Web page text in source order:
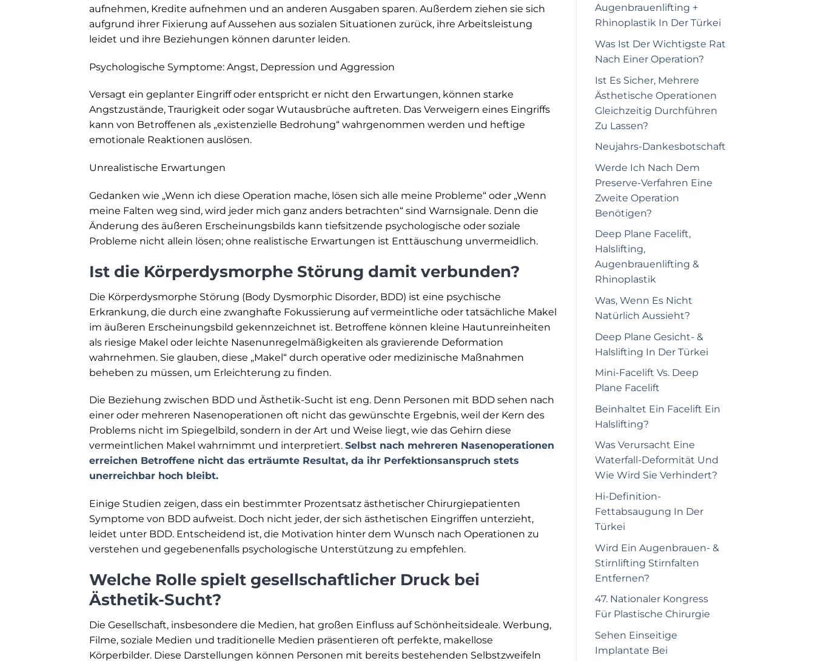
aufnehmen, Kredite aufnehmen und an anderen Ausgaben sparen. Außerdem ziehen sie sich
aufgrund ihrer Fixierung auf Aussehen aus sozialen Situationen zurück, ihre Arbeitsleistung
leidet und ihre Beziehungen können darunter leiden.
Psychologische Symptome: Angst, Depression und Aggression
Versagt ein geplanter Eingriff oder entspricht er nicht den Erwartungen, können starke
Angstzustände, Traurigkeit oder sogar Wutausbrüche auftreten. Das Verweigern eines Eingriffs
kann von Betroffenen als „existenzielle Bedrohung“ wahrgenommen werden und heftige
emotionale Reaktionen auslösen.
Unrealistische Erwartungen
Gedanken wie „Wenn ich diese Operation mache, lösen sich alle meine Probleme“ oder „Wenn
meine Falten weg sind, wird jeder mich ganz anders betrachten“ sind Warnsignale. Denn die
Änderung des äußeren Erscheinungsbilds kann tiefsitzende psychologische oder soziale
Probleme nicht allein lösen; ohne realistische Erwartungen ist Enttäuschung unvermeidlich.
Ist die Körperdysmorphe Störung damit verbunden?
Die Körperdysmorphe Störung (Body Dysmorphic Disorder, BDD) ist eine psychische
Erkrankung, die durch eine zwanghafte Fokussierung auf vermeintliche oder tatsächliche Makel
im äußeren Erscheinungsbild gekennzeichnet ist. Betroffene können kleine Hautunreinheiten
als riesige Makel oder leichte Nasenunregelmäßigkeiten als gravierende Deformation
wahrnehmen. Sie glauben, diese „Makel“ durch operative oder medizinische Maßnahmen
beheben zu müssen, um Erleichterung zu finden.
Die Beziehung zwischen BDD und Ästhetik-Sucht ist eng. Denn Personen mit BDD sehen nach
einer oder mehreren Nasenoperationen oft nicht das gewünschte Ergebnis, weil der Kern des
Problems nicht im Spiegelbild, sondern in der Art und Weise liegt, wie das Gehirn diese
vermeintlichen Makel wahrnimmt und interpretiert. Selbst nach mehreren Nasenoperationen
erreichen Betroffene nicht das erträumte Resultat, da ihr Perfektionsanspruch stets
unerreichbar hoch bleibt.
Einige Studien zeigen, dass ein bestimmter Prozentsatz ästhetischer Chirurgiepatienten
Symptome von BDD aufweist. Doch nicht jeder, der sich ästhetischen Eingriffen unterzieht,
leidet unter BDD. Entscheidend ist, die Motivation hinter dem Wunsch nach Operationen zu
verstehen und gegebenenfalls psychologische Unterstützung zu empfehlen.
Welche Rolle spielt gesellschaftlicher Druck bei
Ästhetik-Sucht?
Die Gesellschaft, insbesondere die Medien, hat großen Einfluss auf Schönheitsideale. Werbung,
Filme, soziale Medien und traditionelle Medien präsentieren oft perfekte, makellose
Körperbilder. Diese Darstellungen können Personen mit bereits bestehenden Selbstzweifeln
Augenbrauenlifting +
Rhinoplastik In Der Türkei
Was Ist Der Wichtigste Rat
Nach Einer Operation?
Ist Es Sicher, Mehrere
Ästhetische Operationen
Gleichzeitig Durchführen
Zu Lassen?
Neujahrs-Dankesbotschaft
Werde Ich Nach Dem
Preserve-Verfahren Eine
Zweite Operation
Benötigen?
Deep Plane Facelift,
Halslifting,
Augenbrauenlifting &
Rhinoplastik
Was, Wenn Es Nicht
Natürlich Aussieht?
Deep Plane Gesicht- &
Halslifting In Der Türkei
Mini-Facelift Vs. Deep
Plane Facelift
Beinhaltet Ein Facelift Ein
Halslifting?
Was Verursacht Eine
Waterfall-Deformität Und
Wie Wird Sie Verhindert?
Hi-Definition-
Fettabsaugung In Der
Türkei
Wird Ein Augenbrauen- &
Stirnlifting Stirnfalten
Entfernen?
47. Nationaler Kongress
Für Plastische Chirurgie
Sehen Einseitige
Implantate Bei